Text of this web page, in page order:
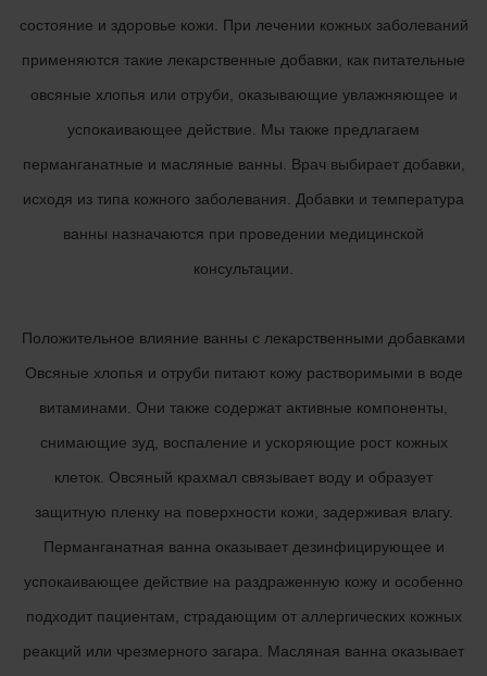
состояние и здоровье кожи. При лечении кожных заболеваний
применяются такие лекарственные добавки, как питательные
овсяные хлопья или отруби, оказывающие увлажняющее и
успокаивающее действие. Мы также предлагаем
перманганатные и масляные ванны. Врач выбирает добавки,
исходя из типа кожного заболевания. Добавки и температура
ванны назначаются при проведении медицинской
консультации.
Положительное влияние ванны с лекарственными добавками
Овсяные хлопья и отруби питают кожу растворимыми в воде
витаминами. Они также содержат активные компоненты,
снимающие зуд, воспаление и ускоряющие рост кожных
клеток. Овсяный крахмал связывает воду и образует
защитную пленку на поверхности кожи, задерживая влагу.
Перманганатная ванна оказывает дезинфицирующее и
успокаивающее действие на раздраженную кожу и особенно
подходит пациентам, страдающим от аллергических кожных
реакций или чрезмерного загара. Масляная ванна оказывает